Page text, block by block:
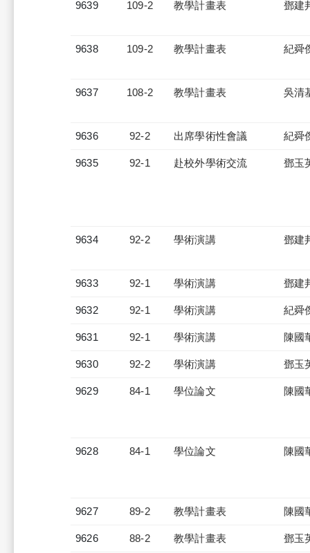
9639 109-2 教學計畫表 鄧建
9638 109-2 教學計畫表 紀舜
9637 108-2 教學計畫表 吳清
9636 92-2 出席學術性會議 紀舜
9635 92-1 赴校外學術交流 鄧玉
9634 92-2 學術演講 鄧建
9633 92-1 學術演講 鄧建
9632 92-1 學術演講 紀舜
9631 92-1 學術演講 陳國
9630 92-2 學術演講 鄧玉
9629 84-1 學位論文 陳國
9628 84-1 學位論文 陳國
9627 89-2 教學計畫表 陳國
9626 88-2 教學計畫表 鄧玉